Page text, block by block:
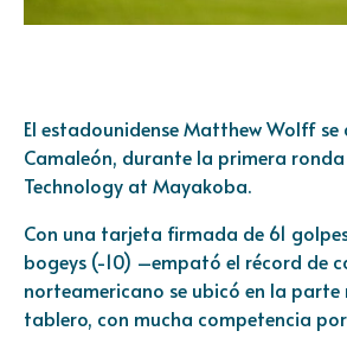
El estadounidense Matthew Wolff se
Camaleón, durante la primera
Technology at Mayakoba.
Con una tarjeta firmada de 61
bogeys (-10) –empató el récord de
norteamericano se ubicó en la
tablero, con mucha competencia